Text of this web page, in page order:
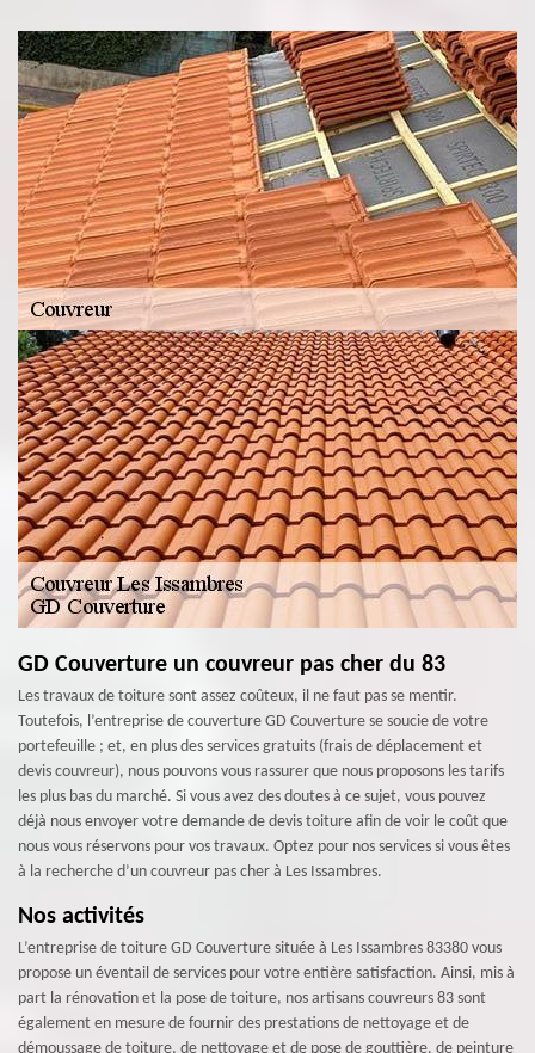
GD Couverture un couvreur pas cher du 83
Les travaux de toiture sont assez coûteux, il ne faut pas se mentir.
Toutefois, l’entreprise de couverture GD Couverture se soucie de votre
portefeuille ; et, en plus des services gratuits (frais de déplacement et
devis couvreur), nous pouvons vous rassurer que nous proposons les tarifs
les plus bas du marché. Si vous avez des doutes à ce sujet, vous pouvez
déjà nous envoyer votre demande de devis toiture afin de voir le coût que
nous vous réservons pour vos travaux. Optez pour nos services si vous êtes
à la recherche d’un couvreur pas cher à Les Issambres.
Nos activités
L’entreprise de toiture GD Couverture située à Les Issambres 83380 vous
propose un éventail de services pour votre entière satisfaction. Ainsi, mis à
part la rénovation et la pose de toiture, nos artisans couvreurs 83 sont
également en mesure de fournir des prestations de nettoyage et de
démoussage de toiture, de nettoyage et de pose de gouttière, de peinture